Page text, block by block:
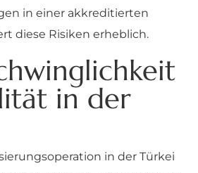
in einer akkreditierten
diese Risiken erheblich.
in der
in der Türkei